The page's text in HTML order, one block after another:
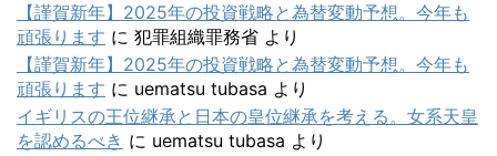
【謹賀新年】2025年の投資戦略と為替変動予想。今年も
頑張ります に 犯罪組織罪務省 より
【謹賀新年】2025年の投資戦略と為替変動予想。今年も
頑張ります に uematsu tubasa より
イギリスの王位継承と日本の皇位継承を考える。女系天皇
を認めるべき に uematsu tubasa より